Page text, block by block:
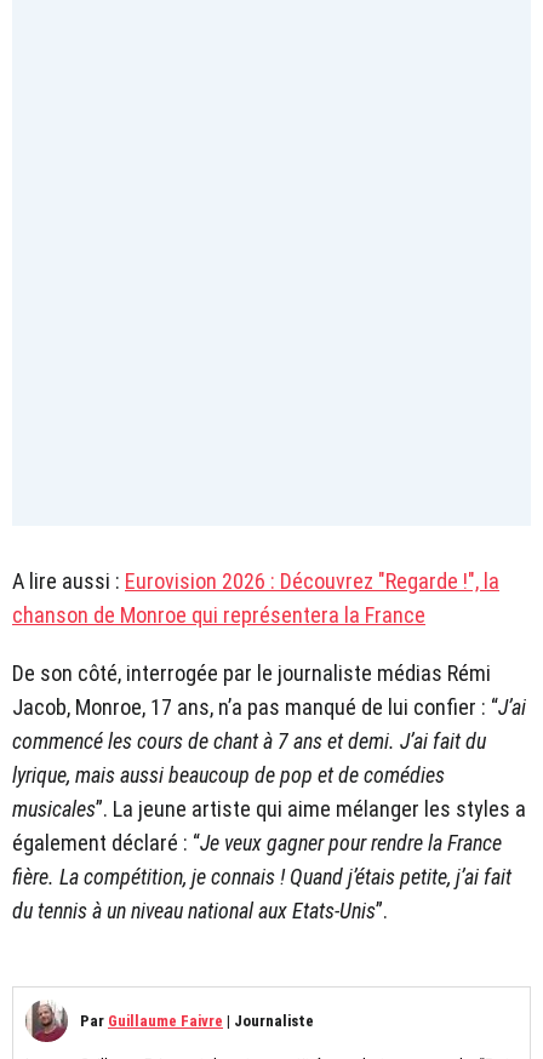
A lire aussi : Eurovision 2026 : Découvrez "Regarde !", la
chanson de Monroe qui représentera la France
De son côté, interrogée par le journaliste médias Rémi
Jacob, Monroe, 17 ans, n’a pas manqué de lui confier : “J’ai
commencé les cours de chant à 7 ans et demi. J’ai fait du
lyrique, mais aussi beaucoup de pop et de comédies
musicales”. La jeune artiste qui aime mélanger les styles a
également déclaré : “Je veux gagner pour rendre la France
fière. La compétition, je connais ! Quand j’étais petite, j’ai fait
du tennis à un niveau national aux Etats-Unis”.
Par Guillaume Faivre | Journaliste